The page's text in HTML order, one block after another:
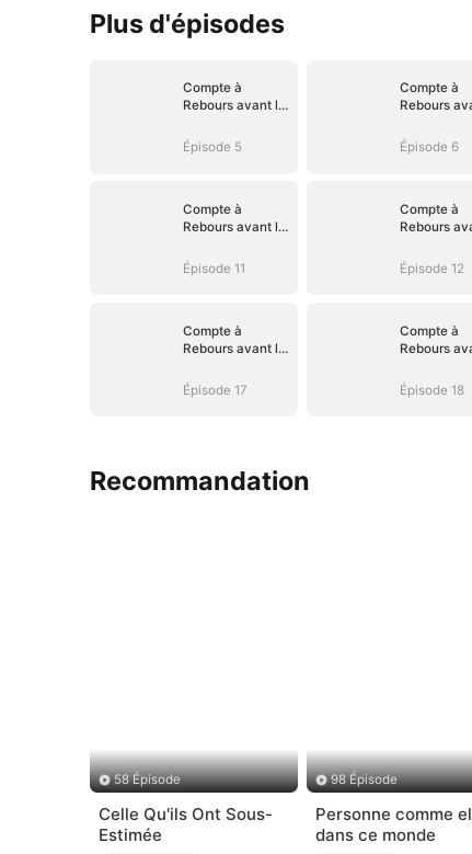
Plus d'épisodes
Compte à
Rebours avant le
Épisode 5
Compte à
Rebours
Épisode 6
Compte à
Rebours avant le
Épisode 11
Compte à
Rebours
Épisode 12
Compte à
Rebours avant le
Épisode 17
Compte à
Rebours
Épisode 18
Recommandation
58 Épisode
Celle Qu'ils Ont Sous-
Estimée
98 Épisode
Personne comme
dans ce monde